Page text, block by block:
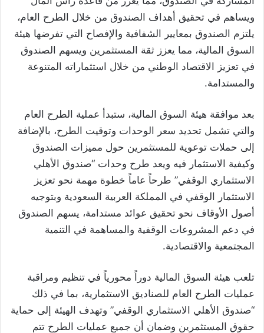
ويساهم في تحقيق أهداف الصندوق من خلال الطرح العام،
يلتزم الصندوق بمعايير الشفافية والإفصاح التي تفرضها هيئة
السوق المالية، مما يعزز ثقة المستثمرين ويسهم الصندوق
في تعزيز الاقتصاد الوطني من خلال استثماراته المتنوعة
والمستدامة.
بعد موافقة هيئة السوق المالية، ستبدأ عملية الطرح العام
والتي تشمل تحديد سعر الوحدات وتوقيت الطرح، بالإضافة
إلى حملات توعوية للمستثمرين حول مميزات الصندوق
وكيفية الاستثمار فيه ويعد طرح وحدات “صندوق الأهلي
الاستثماري الوقفي” طرحاً عاماً خطوة مهمة نحو تعزيز
الاستثمار الوقفي في المملكة العربية السعودية وبتوجيه
أصول الأوقاف نحو تحقيق عوائد مستدامة، يسهم الصندوق
في دعم المشروعات الوقفية والمساهمة في التنمية
المجتمعية والاقتصادية.
تلعب هيئة السوق المالية دوراً محورياً في تنظيم ومراقبة
عمليات الطرح العام للصناديق الاستثمارية، بما في ذلك
“صندوق الأهلي الاستثماري الوقفي” وتهدف الهيئة إلى حماية
حقوق المستثمرين وضمان أن جميع عمليات الطرح تتم